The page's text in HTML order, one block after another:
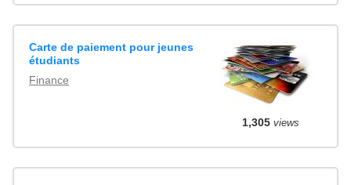
Carte de paiement pour jeunes
étudiants
Finance
1,305views